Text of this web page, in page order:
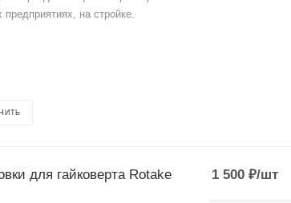
на стройке.
для гайковерта Rotake
1 500 ₽/шт